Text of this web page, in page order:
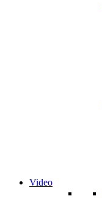
Video